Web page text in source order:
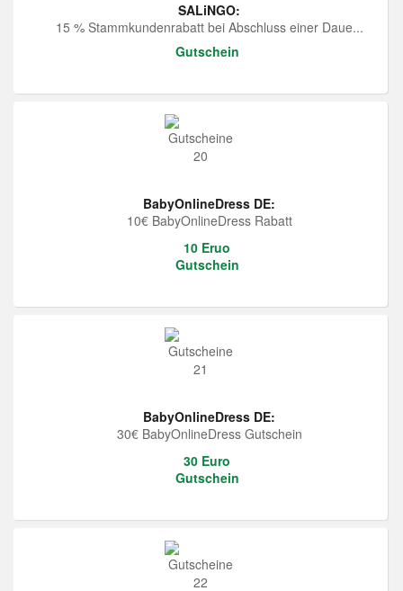
SALiNGO:
15 % Stammkundenrabatt bei Abschluss einer Daue...
Gutschein
BabyOnlineDress DE:
10€ BabyOnlineDress Rabatt
10 Eruo
Gutschein
BabyOnlineDress DE:
30€ BabyOnlineDress Gutschein
30 Euro
Gutschein